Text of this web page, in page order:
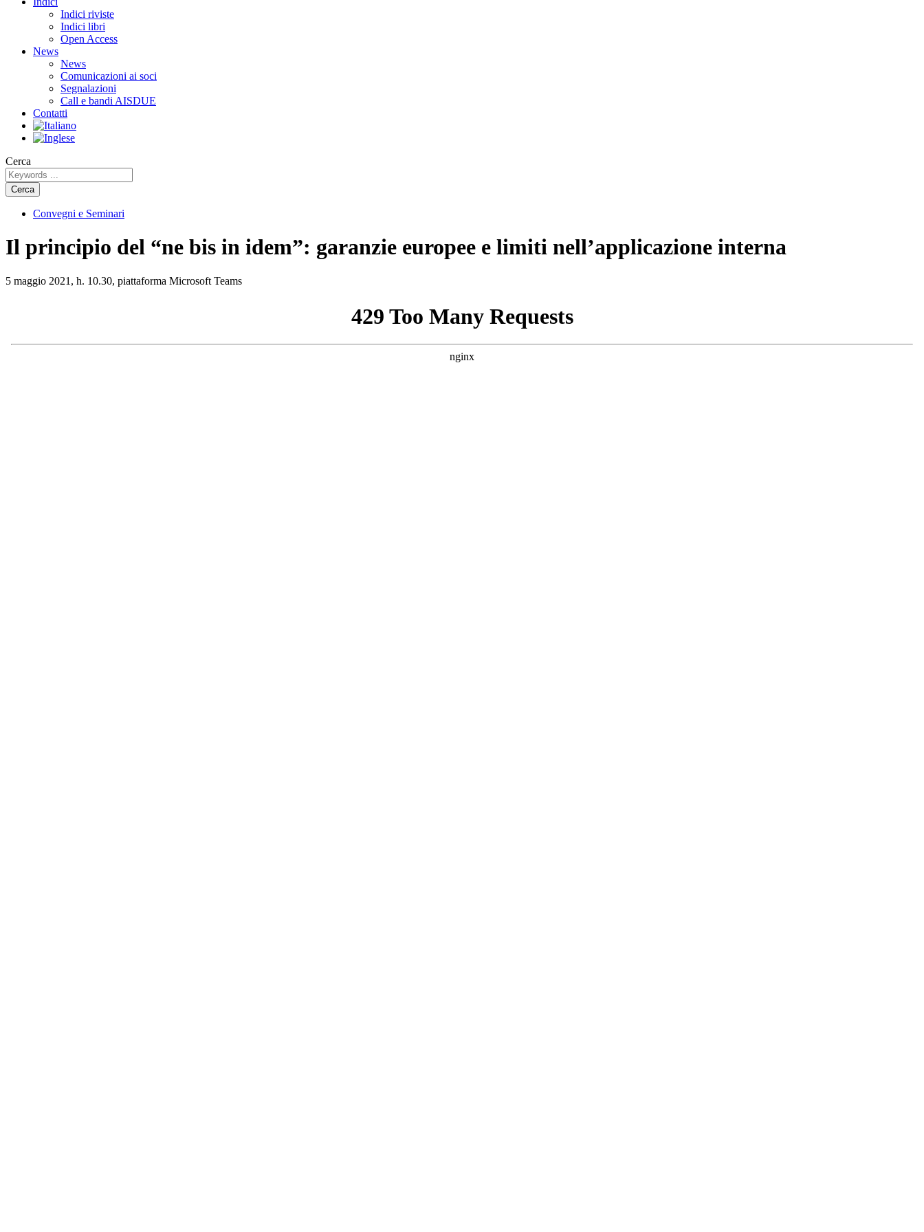
Indici riviste
Indici libri
Open Access
News
News
Comunicazioni ai soci
Segnalazioni
Call e bandi AISDUE
Contatti
Cerca
Cerca
Convegni e Seminari
Il principio del “ne bis in idem”: garanzie europee e limiti nell’applicazione interna
5 maggio 2021, h. 10.30, piattaforma Microsoft Teams